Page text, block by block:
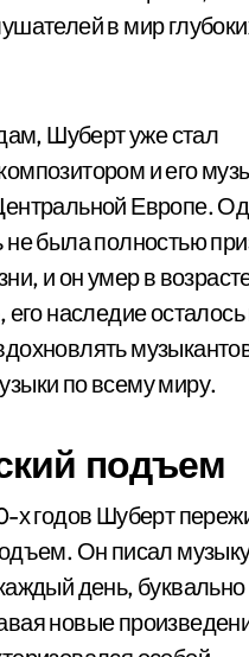
в мир
Шуберт уже стал
и его
Европе.
не была полностью
и он умер в
наследие осталось
по всему миру.
подъем
х годов Шуберт
Он писал
день,
новые